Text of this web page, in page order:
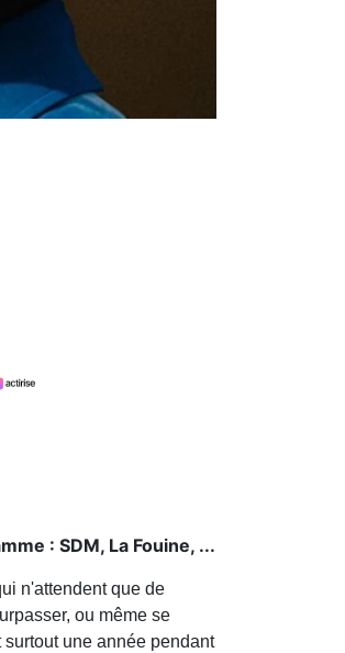
: SDM, La Fouine, ...
n'attendent que de
ou même se
une année pendant